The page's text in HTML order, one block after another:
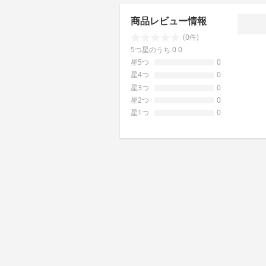
商品レビュー情報
(0件)
5つ星のうち 0.0
星5つ
0
星4つ
0
星3つ
0
星2つ
0
星1つ
0